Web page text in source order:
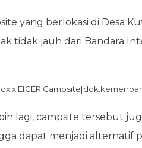
yang berlokasi di Desa
tidak jauh dari Bandara
x EIGER
lagi, campsite tersebut
dapat menjadi alternatif